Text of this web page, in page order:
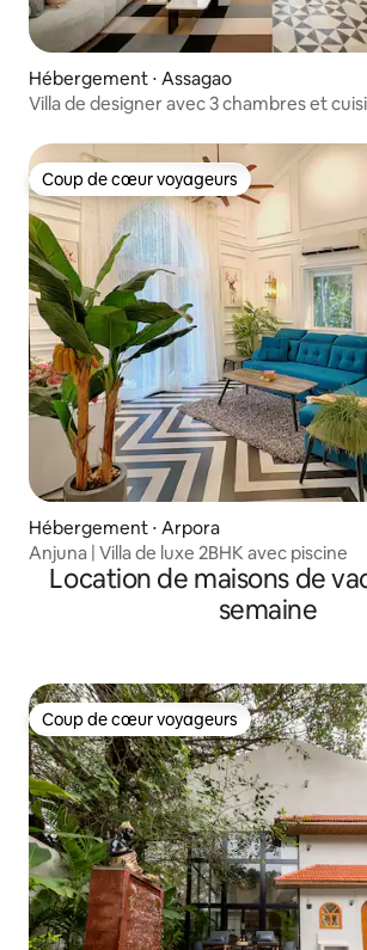
Hébergement ⋅ Assagao
Villa de designer avec 3 chambres et
Coup de cœur voyageurs
Coup de cœur voyageurs
Hébergement ⋅ Arpora
Anjuna | Villa de luxe 2BHK avec piscine
Location de maisons de
semaine
Coup de cœur voyageurs
Coup de cœur voyageurs